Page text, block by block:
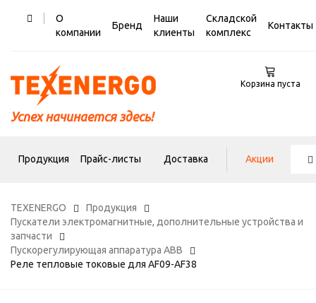
О
компании
Бренд
Наши
клиенты
Складской
комплекс
Контакты
Успех начинается здесь!
Корзина пуста
Продукция Прайс-листы Доставка Акции
TEXENERGO
Продукция
Пускатели электромагнитные, дополнительные устройства и
запчасти
Пускорегулирующая аппаратура ABB
Реле тепловые токовые для AF09-AF38